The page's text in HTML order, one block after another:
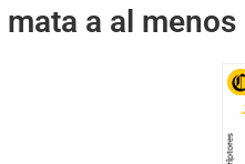
mata a al